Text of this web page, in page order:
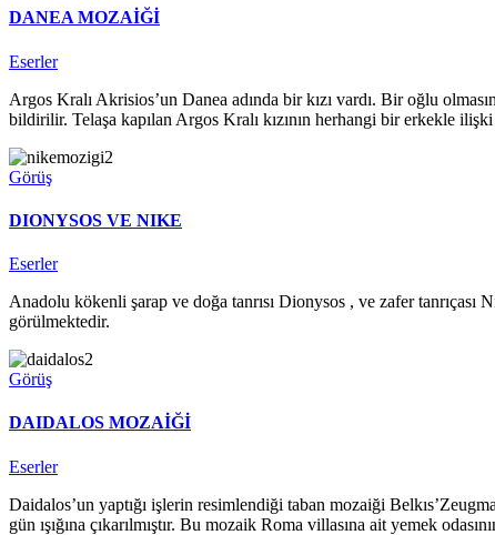
DANEA MOZAİĞİ
Eserler
Argos Kralı Akrisios’un Danea adında bir kızı vardı. Bir oğlu
bildirilir. Telaşa kapılan Argos Kralı kızının herhangi bir erkekle
Görüş
DIONYSOS VE NIKE
Eserler
Anadolu kökenli şarap ve doğa tanrısı Dionysos , ve zafer
görülmektedir.
Görüş
DAIDALOS MOZAİĞİ
Eserler
Daidalos’un yaptığı işlerin resimlendiği taban mozaiği
gün ışığına çıkarılmıştır. Bu mozaik Roma villasına ait yemek